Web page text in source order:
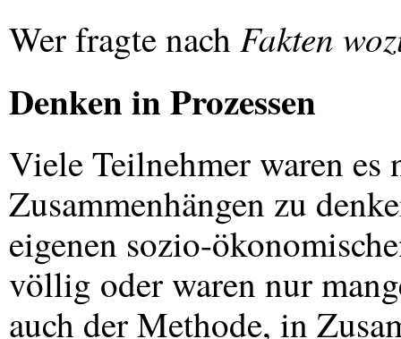
Wer fragte nach Fakten
Denken in Prozessen
Viele Teilnehmer waren es
Zusammenhängen zu
eigenen sozio-
völlig oder waren nur
auch der Methode, in